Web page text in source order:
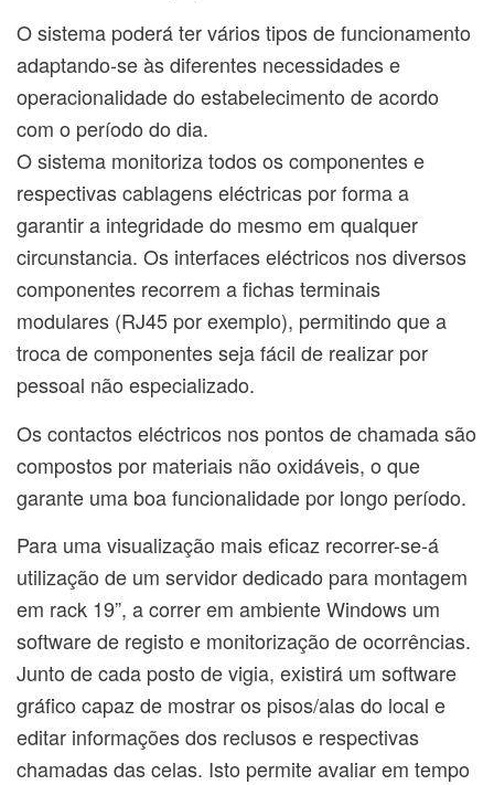
O sistema poderá ter vários tipos de funcionamento
adaptando-se às diferentes necessidades e
operacionalidade do estabelecimento de acordo
com o período do dia.
O sistema monitoriza todos os componentes e
respectivas cablagens eléctricas por forma a
garantir a integridade do mesmo em qualquer
circunstancia. Os interfaces eléctricos nos diversos
componentes recorrem a fichas terminais
modulares (RJ45 por exemplo), permitindo que a
troca de componentes seja fácil de realizar por
pessoal não especializado.
Os contactos eléctricos nos pontos de chamada são
compostos por materiais não oxidáveis, o que
garante uma boa funcionalidade por longo período.
Para uma visualização mais eficaz recorrer-se-á
utilização de um servidor dedicado para montagem
em rack 19”, a correr em ambiente Windows um
software de registo e monitorização de ocorrências.
Junto de cada posto de vigia, existirá um software
gráfico capaz de mostrar os pisos/alas do local e
editar informações dos reclusos e respectivas
chamadas das celas. Isto permite avaliar em tempo